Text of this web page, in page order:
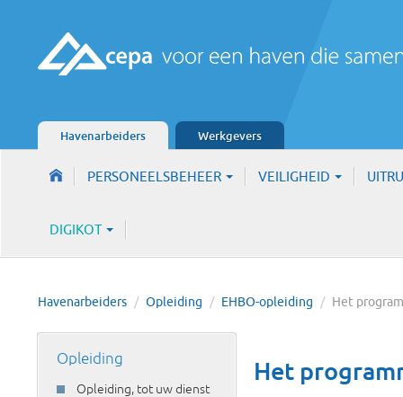
Havenarbeiders Werkgevers
PERSONEELSBEHEER VEILIGHEID
DIGIKOT
Havenarbeiders / Opleiding / EHBO-opleiding / Het
Opleiding
Opleiding, tot uw dienst
Het